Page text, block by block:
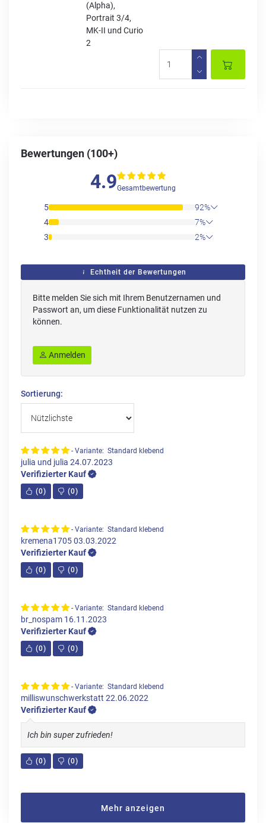
(Alpha),
Portrait 3/4,
MK-II und Curio
2
Bewertungen (100+)
4.9Gesamtbewertung
5
92%
4
7%
3
2%
Echtheit der Bewertungen
Bitte melden Sie sich mit Ihrem Benutzernamen und
Passwort an, um diese Funktionalität nutzen zu
können.
Anmelden
Sortierung:
- Variante: Standard klebend
julia und julia 24.07.2023
Verifizierter Kauf
(0) (0)
- Variante: Standard klebend
kremena170503.03.2022
Verifizierter Kauf
(0) (0)
- Variante: Standard klebend
br_nospam 16.11.2023
Verifizierter Kauf
(0) (0)
- Variante: Standard klebend
milliswunschwerkstatt 22.06.2022
Verifizierter Kauf
Ich bin super zufrieden!
(0) (0)
Mehr anzeigen